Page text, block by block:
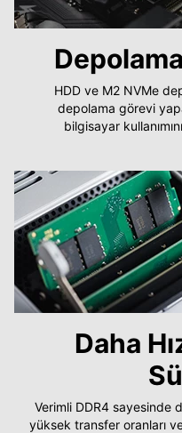
HDD ve M2 NVMe
depolama görevi
bilgisayar
Daha
Verimli DDR4 sayesinde
yüksek transfer oranları